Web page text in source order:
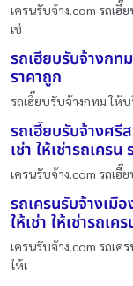
เครนรับจ้าง.com รถเฮี๊
เช่
รถเฮี๊ยบรับจ้างกท
ราคาถูก
รถเฮี๊ยบรับจ้างกทม ให้บ
รถเฮี๊ยบรับจ้างศรี
เช่า ให้เช่ารถเครน
เครนรับจ้าง.com รถเฮี๊
รถเครนรับจ้างเมื
ให้เช่า ให้เช่ารถเค
เครนรับจ้าง.com รถเค
ให้เ